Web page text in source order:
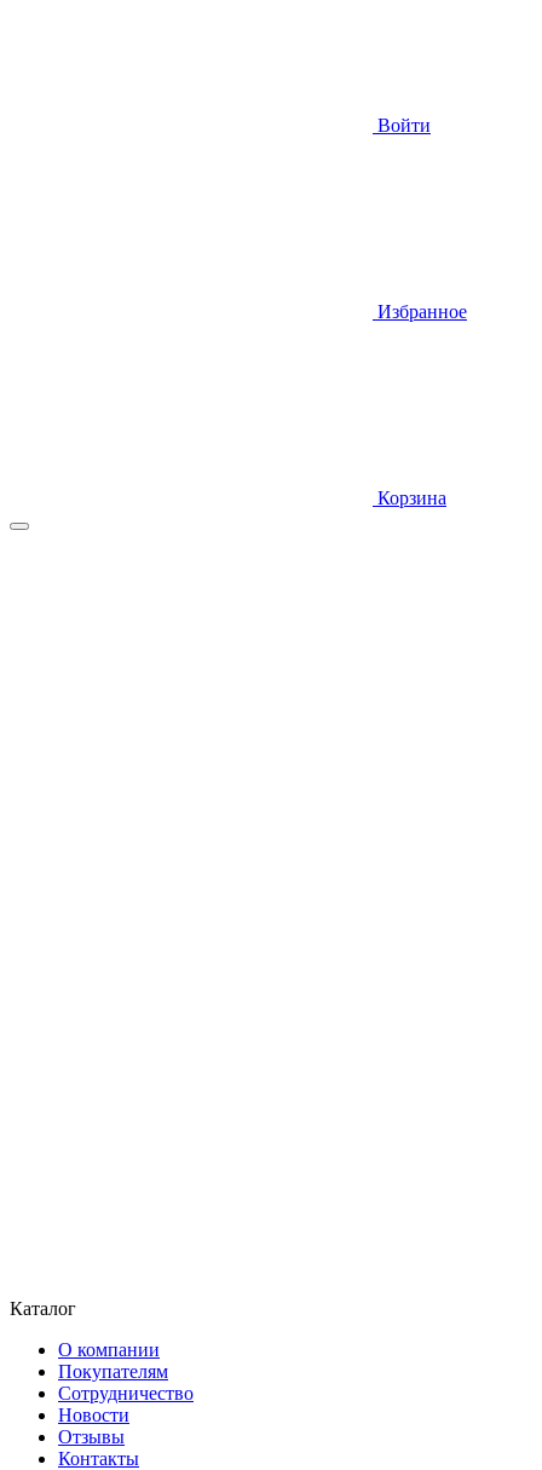
Войти
Избранное
Корзина
Каталог
О компании
Покупателям
Сотрудничество
Новости
Отзывы
Контакты